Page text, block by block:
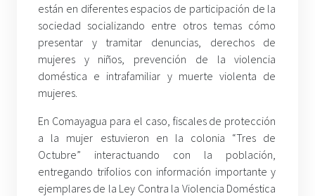
están en diferentes espacios de participación de la
sociedad socializando entre otros temas cómo
presentar y tramitar denuncias, derechos de
mujeres y niños, prevención de la violencia
doméstica e intrafamiliar y muerte violenta de
mujeres.
En Comayagua para el caso, fiscales de protección
a la mujer estuvieron en la colonia “Tres de
Octubre” interactuando con la población,
entregando trifolios con información importante y
ejemplares de la Ley Contra la Violencia Doméstica